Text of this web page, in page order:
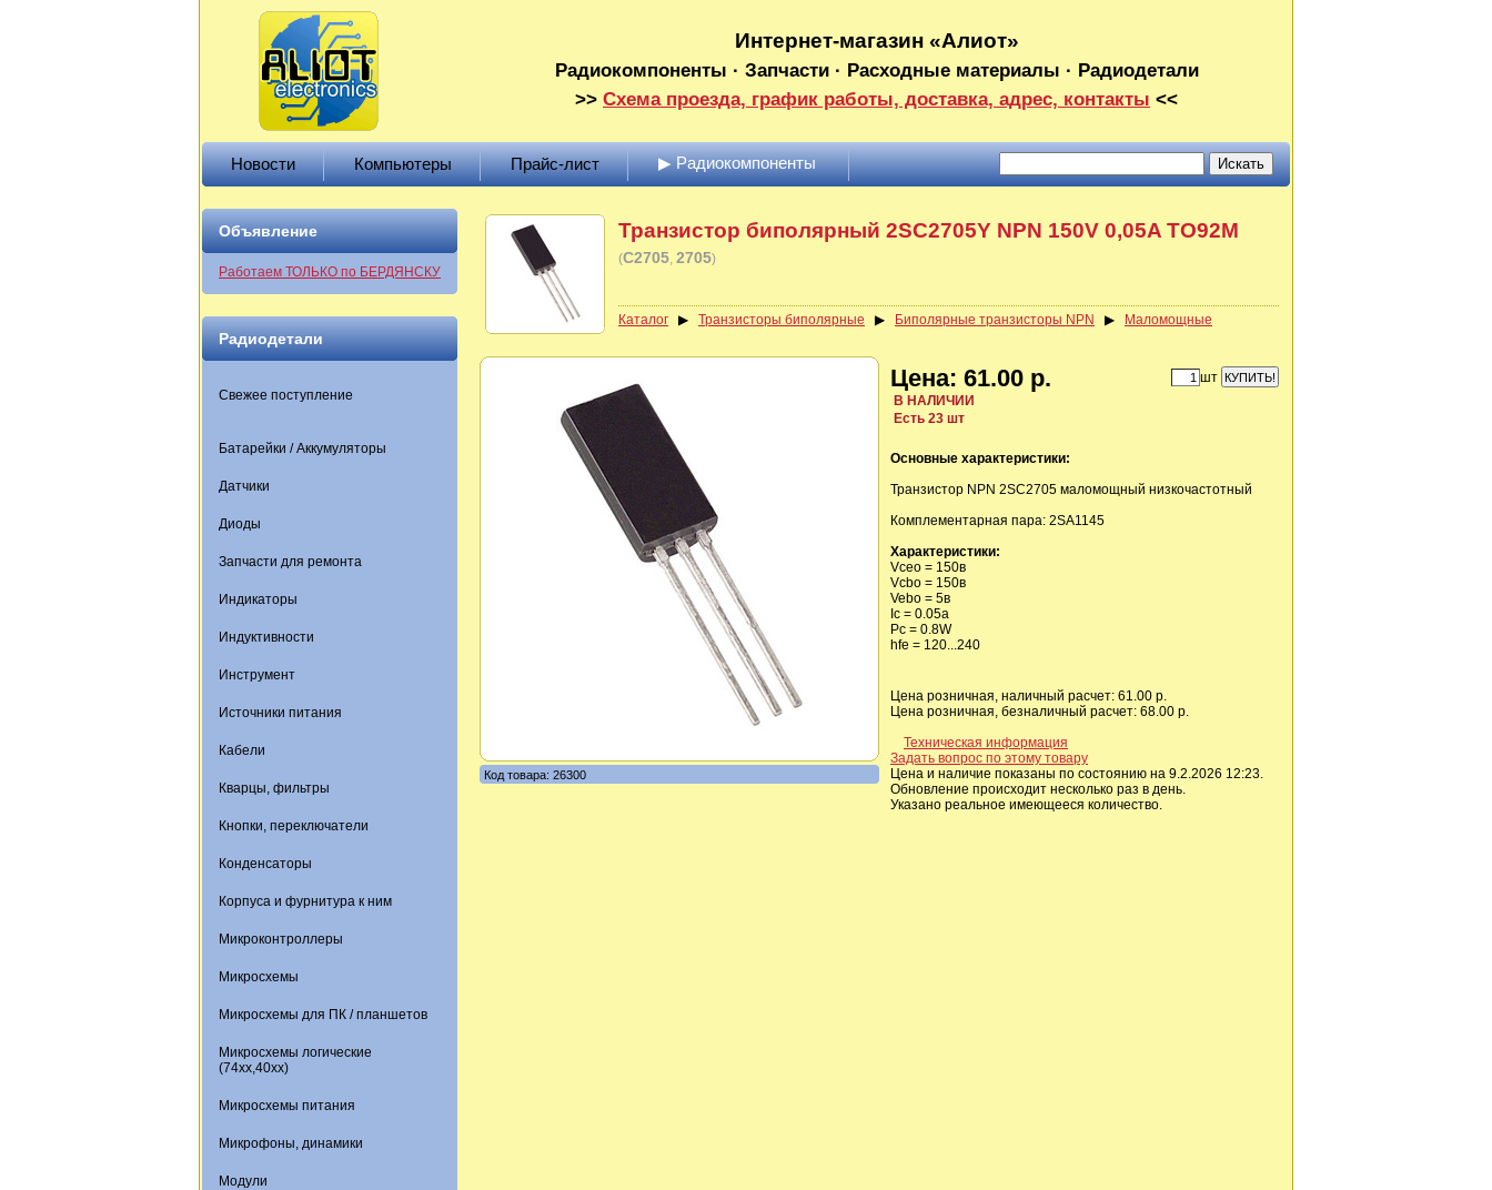
Интернет-магазин «Алиот»
Радиокомпоненты · Запчасти · Расходные материалы · Радиодетали
>> Схема проезда, график работы, доставка, адрес, контакты <<
Новости Компьютеры Прайс-лист ▶ Радиокомпоненты
Объявление
Работаем ТОЛЬКО по БЕРДЯНСКУ
Радиодетали
Свежее поступление
Батарейки / Аккумуляторы
Датчики
Диоды
Запчасти для ремонта
Индикаторы
Индуктивности
Инструмент
Источники питания
Кабели
Кварцы, фильтры
Кнопки, переключатели
Конденсаторы
Корпуса и фурнитура к ним
Микроконтроллеры
Микросхемы
Микросхемы для ПК / планшетов
Микросхемы логические
(74xx,40xx)
Микросхемы питания
Микрофоны, динамики
Модули
Транзистор биполярный 2SC2705Y NPN 150V 0,05A TO92M
(C2705 2705)
Каталог ▶ Транзисторы биполярные ▶ Биполярные транзисторы NPN ▶ Маломощные
Код товара: 26300
Цена: 61.00 р.
В НАЛИЧИИ
Есть 23 шт
шт
Основные характеристики:
Транзистор NPN 2SC2705 маломощный низкочастотный
Комплементарная пара: 2SA1145
Характеристики:
Vceo = 150в
Vcbo = 150в
Vebo = 5в
Ic = 0.05a
Pc = 0.8W
hfe = 120...240
Цена розничная, наличный расчет: 61.00 р.
Цена розничная, безналичный расчет: 68.00 р.
Техническая информация
Задать вопрос по этому товару
Цена и наличие показаны по состоянию на 9.2.2026 12:23.
Обновление происходит несколько раз в день.
Указано реальное имеющееся количество.